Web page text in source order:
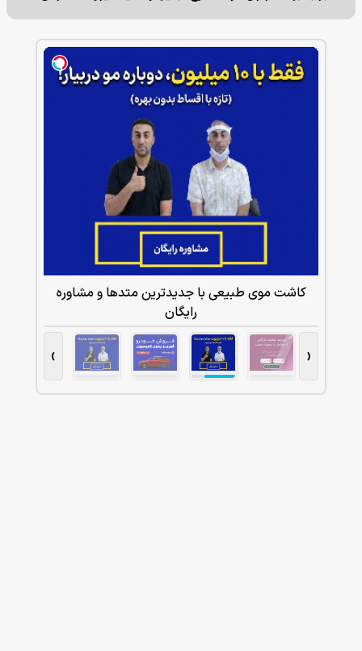
کاشت موی طبیعی با جدیدترین متدها و مشاوره
رایگان
‹
›